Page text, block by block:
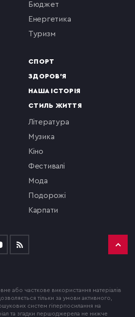
бюджет
енергетика
туризм
СПОРТ
ЗДОРОВ'Я
НАША ІСТОРІЯ
СТИЛЬ ЖИТТЯ
література
музика
кіно
фестивалі
мода
подорожі
Карпати
або часткове використання матеріалів
тільки за умови активного,
систем гіперпосилання на
та згадки першоджерела не нижче